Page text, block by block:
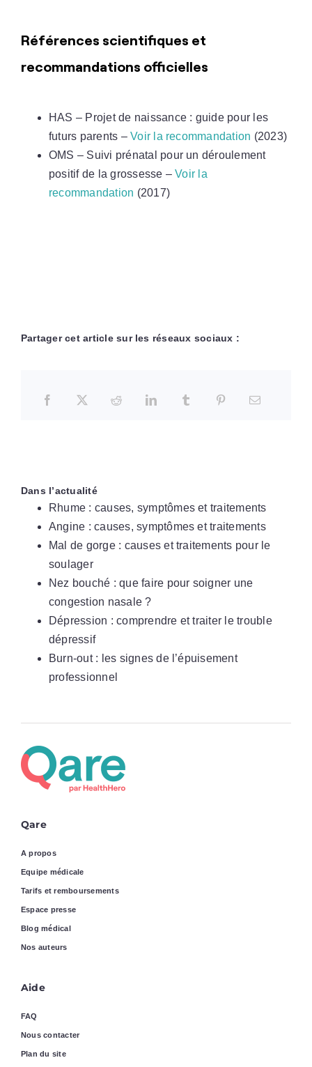
Références scientifiques et
recommandations officielles
HAS – Projet de naissance : guide pour les
futurs parents –Voir la recommandation (2023)
OMS – Suivi prénatal pour un déroulement
positif de la grossesse –Voir la
recommandation (2017)
Partager cet article sur les réseaux sociaux :
Dans l’actualité
Rhume : causes, symptômes et traitements
Angine : causes, symptômes et traitements
Mal de gorge : causes et traitements pour le
soulager
Nez bouché : que faire pour soigner une
congestion nasale ?
Dépression : comprendre et traiter le trouble
dépressif
Burn-out : les signes de l’épuisement
professionnel
Qare
A propos
Equipe médicale
Tarifs et remboursements
Espace presse
Blog médical
Nos auteurs
Aide
FAQ
Nous contacter
Plan du site